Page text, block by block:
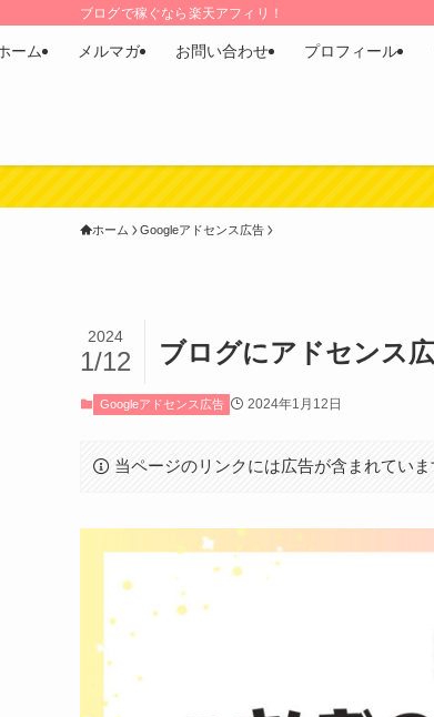
ブログで稼ぐなら楽天アフィリ！
ーム メルマガ お問い合わせ プロフィール
ホーム Googleアドセンス広告
ブログにアドセンス
2024
1/12
Googleアドセンス広告 2024年1月12日
当ページのリンクには広告が含まれていま